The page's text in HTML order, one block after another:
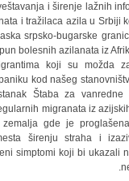
i širenje lažnih
i tražilaca azila u Srbiji
srpsko-bugarske
bolesnih azilanata iz
koji su možda
kod našeg
Štaba za vanredne
migranata iz
gde je
širenju straha i
simptomi koji bi ukazali